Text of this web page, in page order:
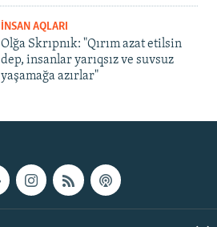
İNSAN AQLARI
Olğa Skrıpnık: "Qırım azat etilsin
dep, insanlar yarıqsız ve suvsuz
yaşamağa azırlar"